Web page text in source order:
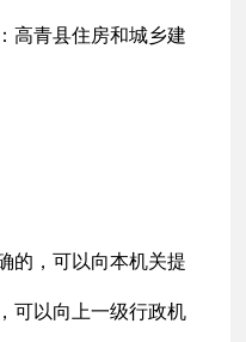
高青县住房和城乡建
的，可以向本机关提
可以向上一级行政机